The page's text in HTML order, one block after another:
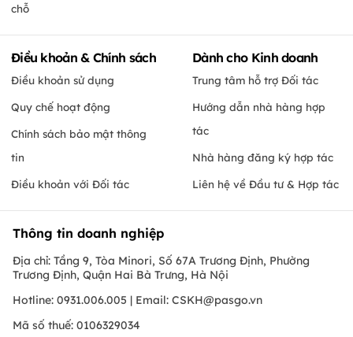
chỗ
Điều khoản & Chính sách
Điều khoản sử dụng
Quy chế hoạt động
Chính sách bảo mật thông
tin
Điều khoản với Đối tác
Dành cho Kinh doanh
Trung tâm hỗ trợ Đối tác
Hướng dẫn nhà hàng hợp
tác
Nhà hàng đăng ký hợp tác
Liên hệ về Đầu tư & Hợp tác
Thông tin doanh nghiệp
Địa chỉ: Tầng 9, Tòa Minori, Số 67A Trương Định, Phường
Trương Định, Quận Hai Bà Trưng, Hà Nội
Hotline: 0931.006.005 | Email: CSKH@pasgo.vn
Mã số thuế: 0106329034